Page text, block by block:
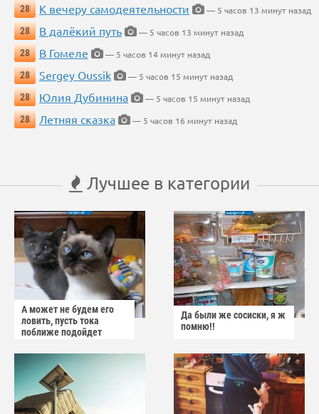
28
К вечеру самодеятельности
— 5 часов 13 минут назад
28
В далёкий путь
— 5 часов 13 минут назад
28
В Гомеле
— 5 часов 14 минут назад
28
Sergey Oussik
— 5 часов 15 минут назад
28
Юлия Дубинина
— 5 часов 15 минут назад
28
Летняя сказка — 5 часов 16 минут назад
Лучшее в категории
А может не будем его
ловить, пусть тока
поближе подойдет
Да были же сосиски, я ж
помню!!